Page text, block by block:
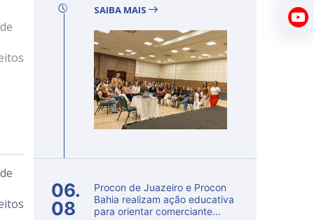
SAIBA MAIS
06.
08
Procon de Juazeiro e Procon
Bahia realizam ação educativa
para orientar comerciante...